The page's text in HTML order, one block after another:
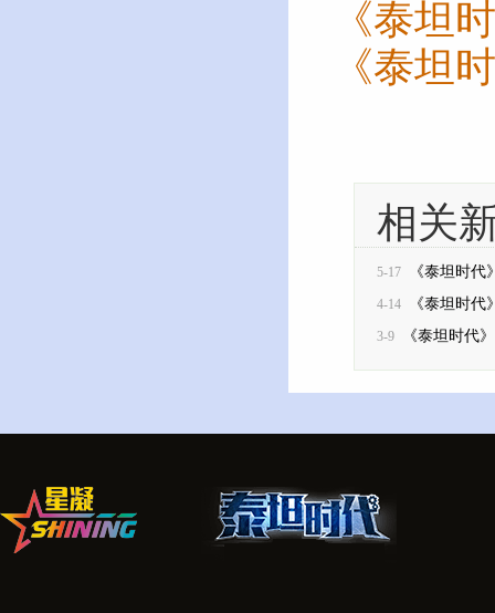
《泰坦
《泰坦
相关
5-17 《泰坦时代
4-14 《泰坦时代
3-9 《泰坦时代